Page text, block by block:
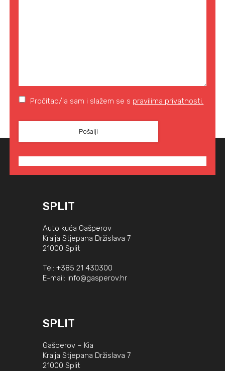
Pročitao/la sam i slažem se s pravilima privatnosti.
SPLIT
Auto kuća Gašperov
Kralja Stjepana Držislava 7
21000 Split
Tel: +385 21 430300
E-mail: info@gasperov.hr
SPLIT
Gašperov – Kia
Kralja Stjepana Držislava 7
21000 Split